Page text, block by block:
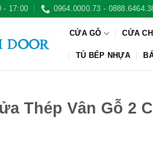
- 17:00 0964.0000.73 -
CỬA GỖ CỬA
TỦ BẾP NHỰA
Thép Vân Gỗ 2